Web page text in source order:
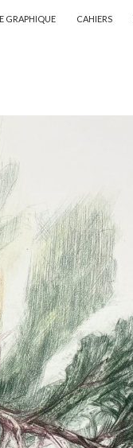
GRAPHIQUE CAHIERS